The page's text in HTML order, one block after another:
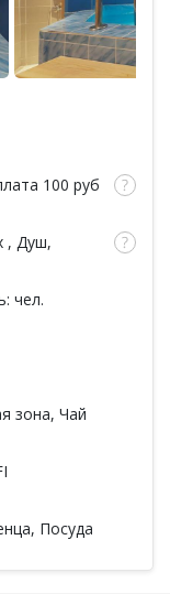
100 руб
, Душ,
чел.
зона, Чай
Посуда